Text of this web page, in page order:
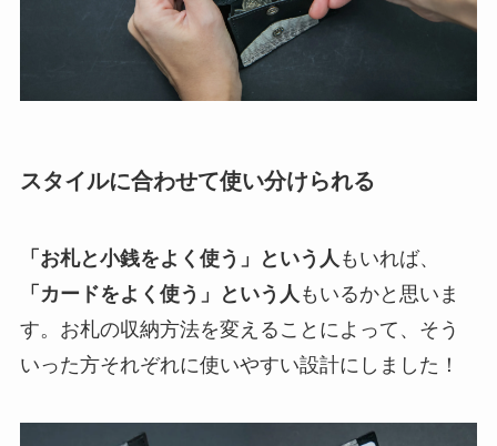
スタイルに合わせて使い分けられる
「お札と小銭をよく使う」という人 もいれば、
「カードをよく使う」という人 もいるかと思いま
す。お札の収納方法を変えることによって、そう
いった方それぞれに使いやすい設計にしました！